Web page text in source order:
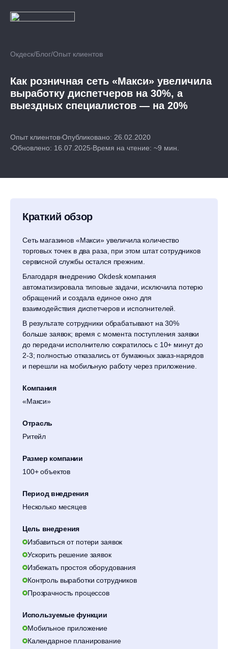
Окдеск/Блог/Опыт клиентов
Как розничная сеть «Макси» увеличила
выработку диспетчеров на 30%, а
выездных специалистов — на 20%
Опыт клиентов Опубликовано: 26.02.2020
Обновлено: 16.07.2025 Время на чтение: ~9 мин.
Краткий обзор
Сеть магазинов «Макси» увеличила количество
торговых точек в два раза, при этом штат сотрудников
сервисной службы остался прежним.
Благодаря внедрению Okdesk компания
автоматизировала типовые задачи, исключила потерю
обращений и создала единое окно для
взаимодействия диспетчеров и исполнителей.
В результате сотрудники обрабатывают на 30%
больше заявок; время с момента поступления заявки
до передачи исполнителю сократилось с 10+ минут до
2-3; полностью отказались от бумажных заказ-нарядов
и перешли на мобильную работу через приложение.
Компания
«Макси»
Отрасль
Ритейл
Размер компании
100+ объектов
Период внедрения
Несколько месяцев
Цель внедрения
Избавиться от потери заявок
Ускорить решение заявок
Избежать простоя оборудования
Контроль выработки сотрудников
Прозрачность процессов
Используемые функции
Мобильное приложение
Календарное планирование